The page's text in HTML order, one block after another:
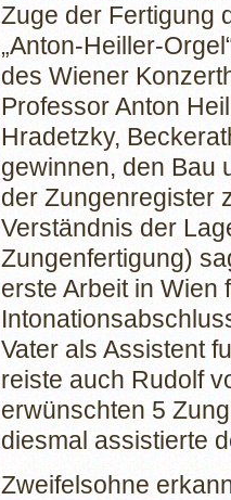
Zuge der Fertigung
„Anton-Heiller-
des Wiener
Professor Anton
Hradetzky,
gewinnen, den Bau
der Zungenregister
Verständnis der
Zungenfertigung)
erste Arbeit in Wien
Vater als Assistent
reiste auch Rudolf
erwünschten 5
diesmal assistierte
Zweifelsohne